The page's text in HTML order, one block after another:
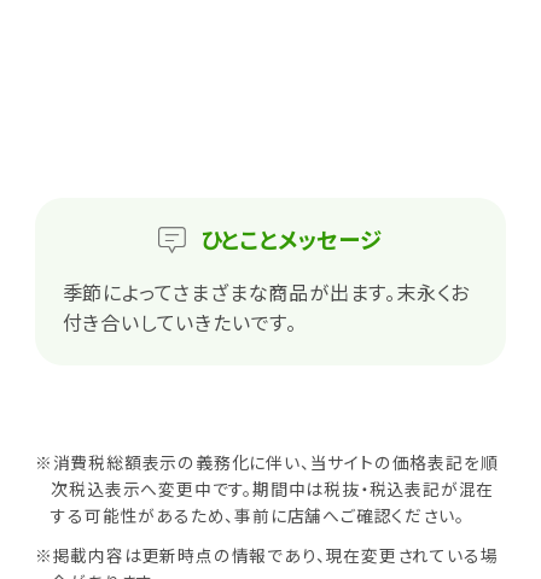
ひとことメッセージ
季節によってさまざまな商品が出ます。末永くお
付き合いしていきたいです。
※消費税総額表示の義務化に伴い、当サイトの価格表記を順
次税込表示へ変更中です。期間中は税抜・税込表記が混在
する可能性があるため、事前に店舗へご確認ください。
※掲載内容は更新時点の情報であり、現在変更されている場